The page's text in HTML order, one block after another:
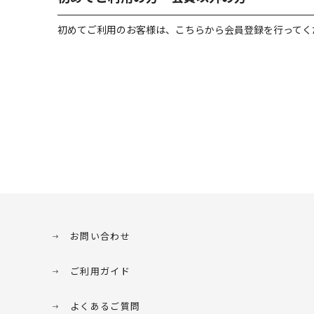
初めてご利用のお客様は、こちらから会員登録を行って
お問い合わせ
ご利用ガイド
よくあるご質問